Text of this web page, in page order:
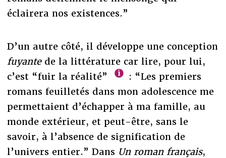
éclairera nos existences.”
D’un autre côté, il développe une conception
fuyantede la littérature car lire, pour lui,
c’est “fuir la réalité”
: “Les premiers
romans feuilletés dans mon adolescence me
permettaient d’échapper à ma famille, au
monde extérieur, et peut-être, sans le
savoir, à l’absence de signification de
l’univers entier.” Dans Un roman français,